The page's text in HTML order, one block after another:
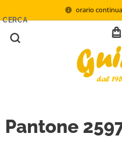
orario
CERCA
Pantone